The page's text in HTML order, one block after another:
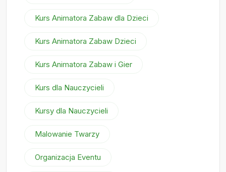
Kurs Animatora Zabaw dla Dzieci
Kurs Animatora Zabaw Dzieci
Kurs Animatora Zabaw i Gier
Kurs dla Nauczycieli
Kursy dla Nauczycieli
Malowanie Twarzy
Organizacja Eventu